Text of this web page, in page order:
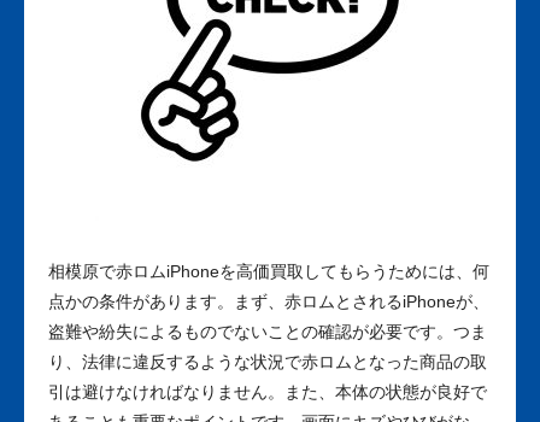
相模原で赤ロムiPhoneを高価買取してもらうためには、何
点かの条件があります。まず、赤ロムとされるiPhoneが、
盗難や紛失によるものでないことの確認が必要です。つま
り、法律に違反するような状況で赤ロムとなった商品の取
引は避けなければなりません。また、本体の状態が良好で